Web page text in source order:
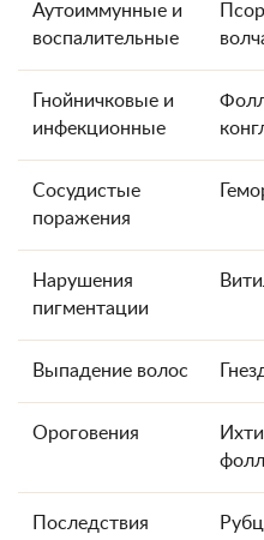
Аутоиммунные и
воспалительные
Гнойничковые и
инфекционные
Сосудистые
поражения
Нарушения
пигментации
Выпадение волос
Ороговения
Последствия